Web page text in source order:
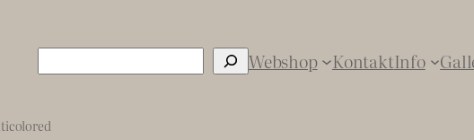
Webshop KontaktInfo